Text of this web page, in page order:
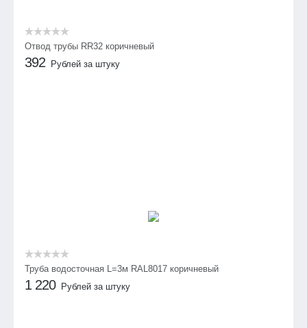
Отвод трубы RR32 коричневый
392 Рублей за штуку
Труба водосточная L=3м RAL8017 коричневый
1 220 Рублей за штуку